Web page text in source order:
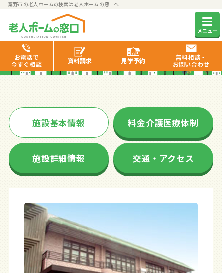
秦野市の老人ホームの検索は老人ホームの窓口へ
メニュー
お電話で
今すぐ相談
資料請求 見学予約
無料相談・
お問い合わせ
ベストライフ秦野
施設基本情報 料金介護医療体制
施設詳細情報 交通・アクセス